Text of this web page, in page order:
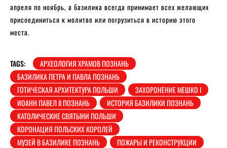
апреля по ноябрь, а базилика всегда принимает всех желающих
присоединиться к молитве или погрузиться в историю этого
места.
TAGS:
АРХЕОЛОГИЯ ХРАМОВ ПОЗНАНЬ
БАЗИЛИКА ПЕТРА И ПАВЛА ПОЗНАНЬ
ГОТИЧЕСКАЯ АРХИТЕКТУРА ПОЛЬШИ
ЗАХОРОНЕНИЕ МЕШКО I
ИОАНН ПАВЕЛ II ПОЗНАНЬ
ИСТОРИЯ БАЗИЛИКИ ПОЗНАНЬ
КАТОЛИЧЕСКИЕ СВЯТЫНИ ПОЛЬШИ
КОРОНАЦИЯ ПОЛЬСКИХ КОРОЛЕЙ
МУЗЕЙ В БАЗИЛИКЕ ПОЗНАНЬ
ПОЖАРЫ И РЕКОНСТРУКЦИИ